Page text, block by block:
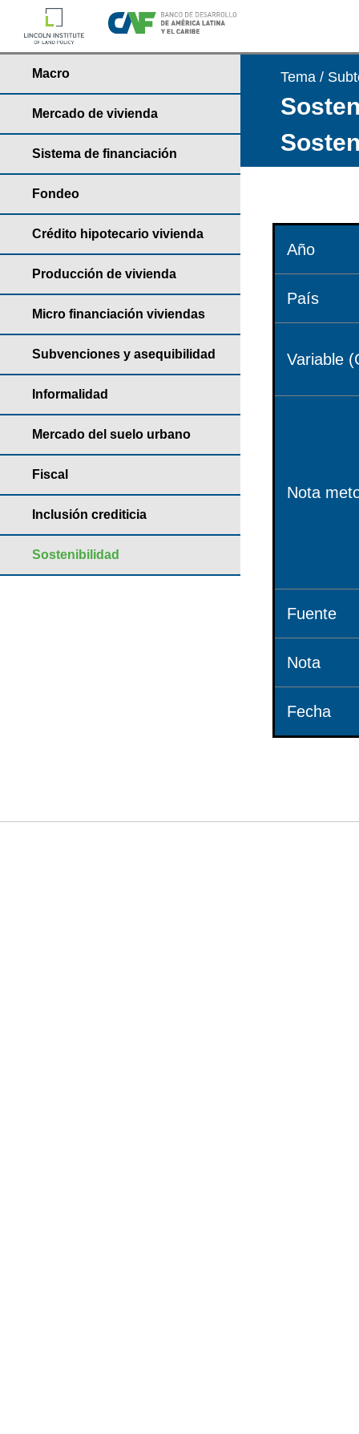
Macro
Mercado de vivienda
Sistema de financiación
Fondeo
Crédito hipotecario vivienda
Producción de vivienda
Micro financiación viviendas
Subvenciones y asequibilidad
Informalidad
Mercado del suelo urbano
Fiscal
Inclusión crediticia
Sostenibilidad
Tema /
Año
País
Variable
Nota
Fuente
Nota
Fecha